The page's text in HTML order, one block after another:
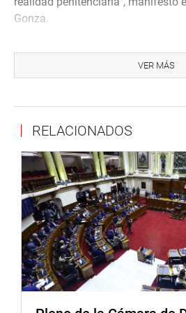
Gonza.
legislativa, para que los
puedan tener un régimen especial
soles que gasta el Estado, en
la necesidad de mejorar el
país, y los reconocimientos
En la segunda parte del evento,
Flavio Cruz Mamani (PL),
resaltando el rol de los
necesidad de reconocer sus
permitan mejorar su calidad de
familiares.
VER MÁS
RELACIONADOS